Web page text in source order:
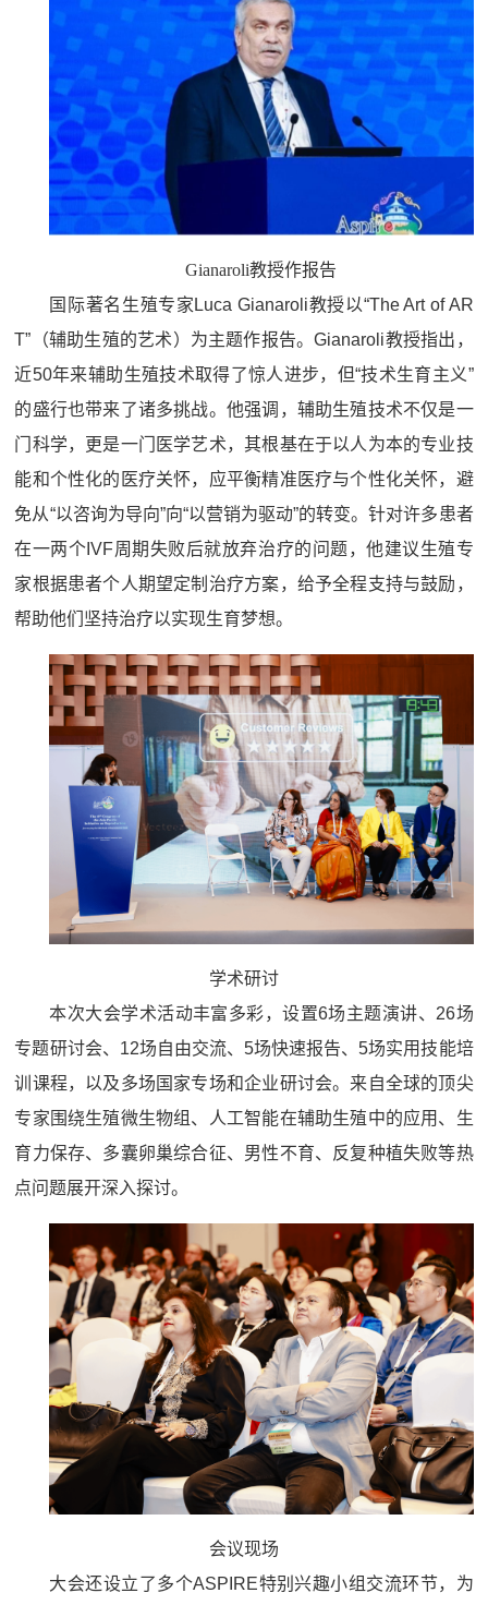
Gianaroli教授作报告
国际著名生殖专家Luca Gianaroli教授以“The Art of AR
T”（辅助生殖的艺术）为主题作报告。Gianaroli教授指出，
近50年来辅助生殖技术取得了惊人进步，但“技术生育主义”
的盛行也带来了诸多挑战。他强调，辅助生殖技术不仅是一
门科学，更是一门医学艺术，其根基在于以人为本的专业技
能和个性化的医疗关怀，应平衡精准医疗与个性化关怀，避
免从“以咨询为导向”向“以营销为驱动”的转变。针对许多患者
在一两个IVF周期失败后就放弃治疗的问题，他建议生殖专
家根据患者个人期望定制治疗方案，给予全程支持与鼓励，
帮助他们坚持治疗以实现生育梦想。
学术研讨
本次大会学术活动丰富多彩，设置6场主题演讲、26场
专题研讨会、12场自由交流、5场快速报告、5场实用技能培
训课程，以及多场国家专场和企业研讨会。来自全球的顶尖
专家围绕生殖微生物组、人工智能在辅助生殖中的应用、生
育力保存、多囊卵巢综合征、男性不育、反复种植失败等热
点问题展开深入探讨。
会议现场
大会还设立了多个ASPIRE特别兴趣小组交流环节，为